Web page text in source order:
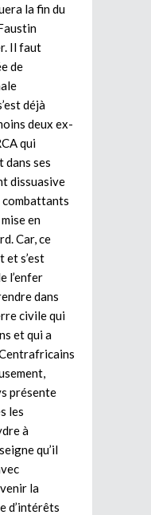
la fin du
Il faut
de
déjà
deux ex-
qui
dans ses
dissuasive
combattants
en
Car, ce
et s’est
l’enfer
dans
civile qui
et qui a
présente
les
à
qu’il
la
d’intérêts